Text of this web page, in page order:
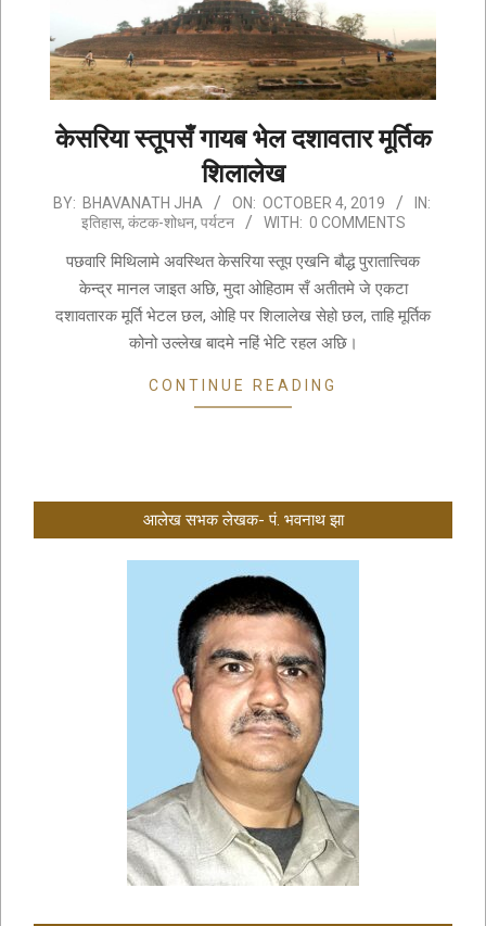
केसरिया स्तूपसँ गायब भेल दशावतार मूर्तिक
शिलालेख
2019-
BY: BHAVANATH JHA ON: OCTOBER 4, 2019
IN:
इतिहास, कंटक-शोधन, पर्यटन WITH: 0 COMMENTS
पछवारि मिथिलामे अवस्थित केसरिया स्तूप एखनि बौद्ध पुरातात्त्विक
केन्द्र मानल जाइत अछि, मुदा ओहिठाम सँ अतीतमे जे एकटा
दशावतारक मूर्ति भेटल छल, ओहि पर शिलालेख सेहो छल, ताहि मूर्तिक
कोनो उल्लेख बादमे नहिं भेटि रहल अछि।
CONTINUE READING
आलेख सभक लेखक- पं. भवनाथ झा